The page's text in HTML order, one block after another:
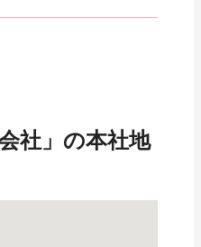
社」の本社地